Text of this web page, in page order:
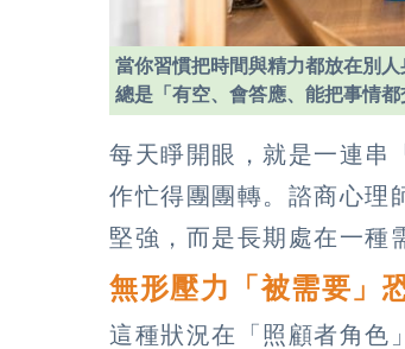
當你習慣把時間與精力都放在別
總是「有空、會答應、能把事情都
每天睜開眼，就是一連串
作忙得團團轉。諮商心理
堅強，而是長期處在一種
無形壓力「被需要」
這種狀況在「照顧者角色